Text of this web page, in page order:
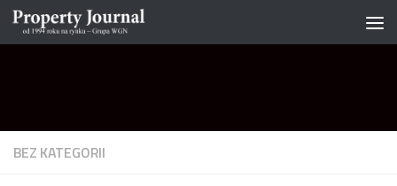
Skip to content
BEZ KATEGORII